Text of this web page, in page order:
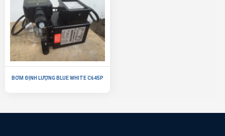
BƠM ĐỊNH LƯỢNG BLUE WHITE C645P